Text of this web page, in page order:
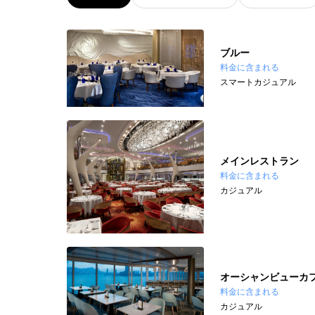
ブルー
料金に含まれる
スマートカジュアル
メインレストラン
料金に含まれる
カジュアル
オーシャンビューカ
料金に含まれる
カジュアル